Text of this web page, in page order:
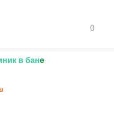
0
в банe